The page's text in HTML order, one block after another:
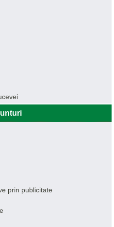
prin publicitate